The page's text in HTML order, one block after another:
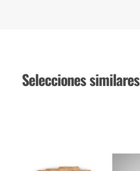
Selecciones similares